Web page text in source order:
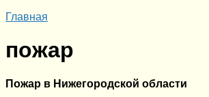
Главная
пожар
Пожар в Нижегородской области